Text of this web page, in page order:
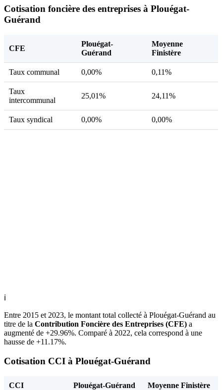
Cotisation foncière des entreprises à Plouégat-
Guérand
CFE
Plouégat-
Guérand
Moyenne
Finistère
Taux communal 0,00% 0,11%
Taux
intercommunal
25,01% 24,11%
Taux syndical 0,00% 0,00%
ℹ
Entre 2015 et 2023, le montant total collecté à Plouégat-Guérand au
titre de la Contribution Foncière des Entreprises (CFE) a
augmenté de +29.96%. Comparé à 2022, cela correspond à une
hausse de +11.17%.
Cotisation CCI à Plouégat-Guérand
CCI Plouégat-Guérand Moyenne Finistère